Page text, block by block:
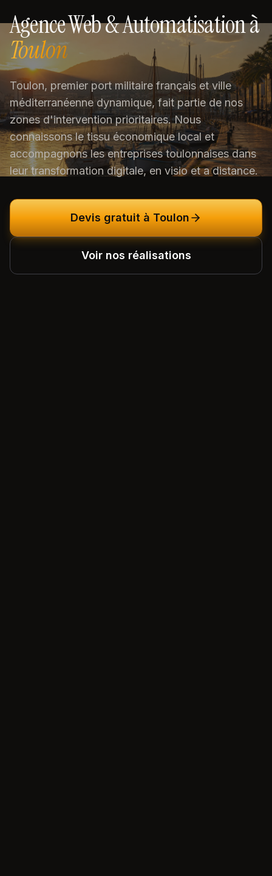
Agence Web & Automatisation à
Toulon
Toulon, premier port militaire français et ville
méditerranéenne dynamique, fait partie de nos
zones d'intervention prioritaires. Nous
connaissons le tissu économique local et
accompagnons les entreprises toulonnaises dans
leur transformation digitale, en visio et a distance.
Devis gratuit à Toulon
Voir nos réalisations